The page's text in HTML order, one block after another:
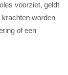
voorziet, geldt
krachten worden
of een